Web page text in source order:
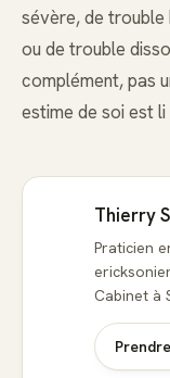
sévère, de
ou de trouble
complément, pas
estime de soi est li
Thierry
Praticien
Cabinet à